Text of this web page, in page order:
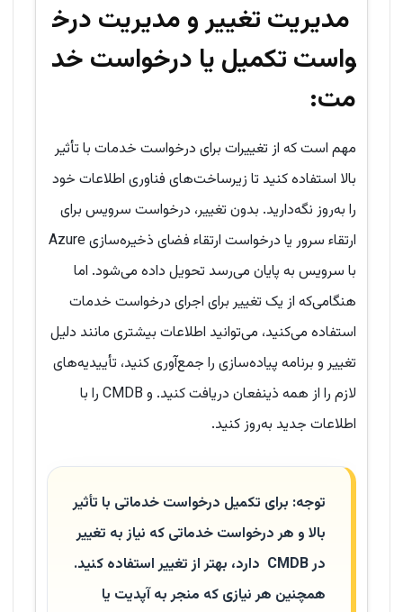
مدیریت تغییر و مدیریت درخ
واست تکمیل یا درخواست خد
مت:
مهم است که از تغییرات برای درخواست خدمات با تأثیر
بالا استفاده کنید تا زیرساخت‌های فناوری اطلاعات خود
را به‌روز نگه‌دارید. بدون تغییر، درخواست سرویس برای
ارتقاء سرور یا درخواست ارتقاء فضای ذخیره‌سازی Azure
با سرویس به پایان می‌رسد تحویل داده می‌شود. اما
هنگامی‌که از یک تغییر برای اجرای درخواست خدمات
استفاده می‌کنید، می‌توانید اطلاعات بیشتری مانند دلیل
تغییر و برنامه پیاده‌سازی را جمع‌آوری کنید، تأییدیه‌های
لازم را از همه ذینفعان دریافت کنید. و CMDB را با
اطلاعات جدید به‌روز کنید.
توجه: برای تکمیل درخواست خدماتی با تأثیر
بالا و هر درخواست خدماتی که نیاز به تغییر
درCMDB
دارد، بهتر از تغییر استفاده کنید.
همچنین هر نیازی که منجر به آپدیت یا